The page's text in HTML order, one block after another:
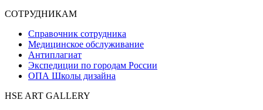
СОТРУДНИКАМ
Справочник сотрудника
Медицинское обслуживание
Антиплагиат
Экспедиции по городам России
ОПА Школы дизайна
HSE ART GALLERY